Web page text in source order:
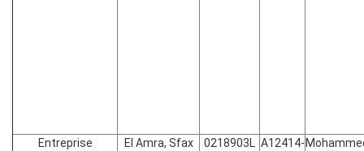
Entreprise
El Amra, Sfax 0218903L A12414-